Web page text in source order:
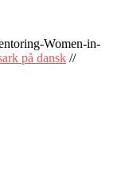
Women-in-
på dansk //